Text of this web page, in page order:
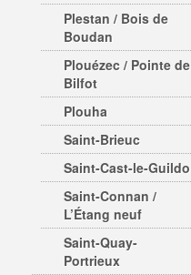
Plestan / Bois de
Boudan
Plouézec / Pointe de
Bilfot
Plouha
Saint-Brieuc
Saint-Cast-le-Guildo
Saint-Connan /
L’Étang neuf
Saint-Quay-
Portrieux